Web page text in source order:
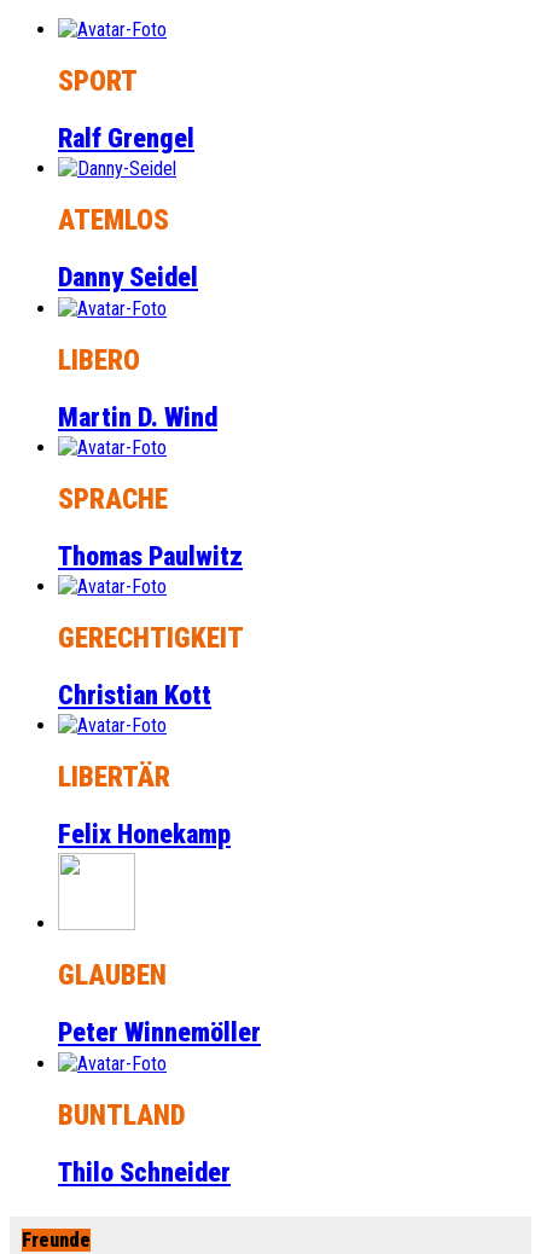
SPORT
Ralf Grengel
ATEMLOS
Danny Seidel
LIBERO
Martin D. Wind
SPRACHE
Thomas Paulwitz
GERECHTIGKEIT
Christian Kott
LIBERTÄR
Felix Honekamp
GLAUBEN
Peter Winnemöller
BUNTLAND
Thilo Schneider
Freunde